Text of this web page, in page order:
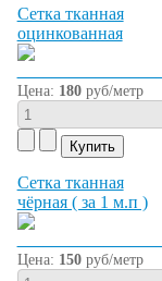
Сетка тканная
оцинкованная
Цена: 180руб/метр
Сетка тканная
чёрная ( за 1 м.п )
Цена: 150руб/метр